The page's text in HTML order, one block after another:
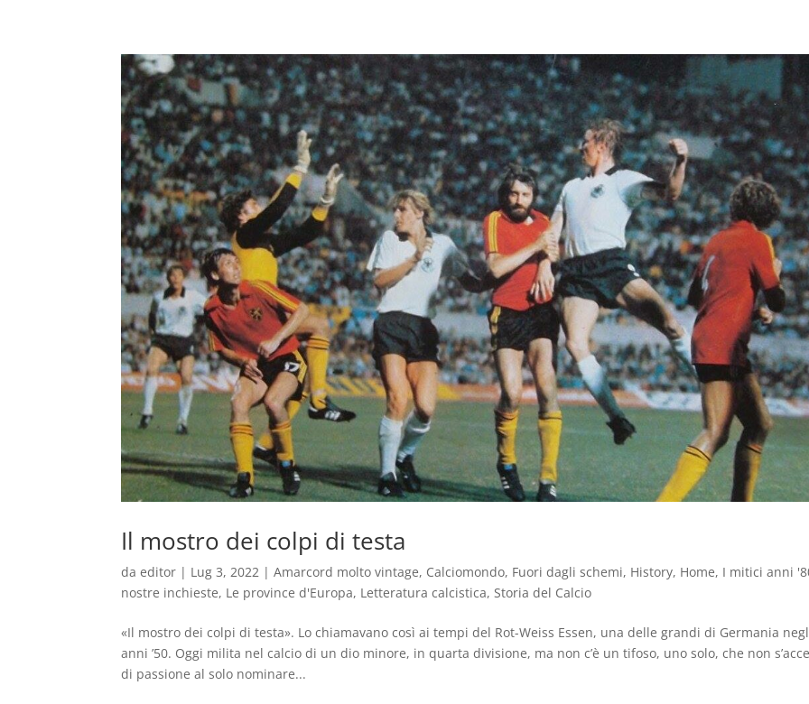
Il mostro dei colpi di testa
daeditor | Lug 3, 2022 |Amarcord molto vintage, Calciomondo, Fuori dagli schemi, History, Home, I mitici anni
nostre inchieste, Le province d'Europa, Letteratura calcistica,Storia del Calcio
«Il mostro dei colpi di testa». Lo chiamavano così ai tempi del Rot-Weiss Essen, una delle grandi di Germania
anni ’50. Oggi milita nel calcio di un dio minore, in quarta divisione, ma non c’è un tifoso, uno solo, che non
di passione al solo nominare...